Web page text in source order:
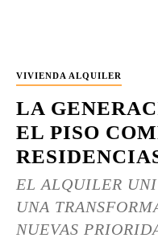
VIVIENDA ALQUILER
LA
EL PISO
EL ALQUILER
UNA
NUEVAS